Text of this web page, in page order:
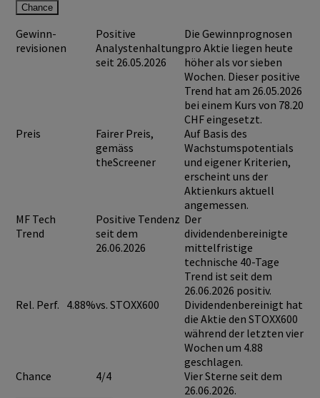
Chance
Gewinn-
revisionen
Positive
Analystenhaltung
seit 26.05.2026
Die Gewinnprognosen
pro Aktie liegen heute
höher als vor sieben
Wochen. Dieser positive
Trend hat am 26.05.2026
bei einem Kurs von 78.20
CHFeingesetzt.
Preis
Fairer Preis,
gemäss
theScreener
Auf Basis des
Wachstumspotentials
und eigener Kriterien,
erscheint uns der
Aktienkurs aktuell
angemessen.
MF Tech
Trend
Positive Tendenz
seit dem
26.06.2026
Der
dividendenbereinigte
mittelfristige
technische 40-Tage
Trend ist seit dem
26.06.2026 positiv.
Rel. Perf. 4.88%vs. STOXX600
Dividendenbereinigt hat
die Aktie den STOXX600
während der letzten vier
Wochen um 4.88
geschlagen.
Chance
4/4
Vier Sterne seit dem
26.06.2026.